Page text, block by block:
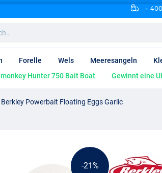
+
Forelle Wels Meeresangeln
Hunter 750 Bait Boat Gewinnt eine
Berkley Powerbait Floating Eggs Garlic
-21%